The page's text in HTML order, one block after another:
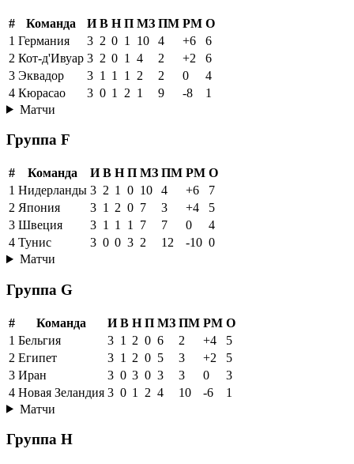
# Команда И В Н П МЗ ПМ РМ О
1 Германия 3 2 0 1 10 4 +6
6
2 Кот-д'Ивуар 3 2 0 1 4 2 +2
6
3 Эквадор 3 1 1 1 2 2 0
4
4 Кюрасао 3 0 1 2 1 9 -8
1
Матчи
Группа F
# Команда И В Н П МЗ ПМ РМ О
1 Нидерланды 3 2 1 0 10 4 +6
7
2 Япония 3 1 2 0 7 3 +4
5
3 Швеция 3 1 1 1 7 7 0
4
4 Тунис 3 0 0 3 2 12 -10 0
Матчи
Группа G
# Команда И В Н П МЗ ПМ РМ О
1 Бельгия 3 1 2 0 6 2 +4
5
2 Египет 3 1 2 0 5 3 +2
5
3 Иран 3 0 3 0 3 3 0
3
4 Новая Зеландия 3 0 1 2 4 10 -6
1
Матчи
Группа H